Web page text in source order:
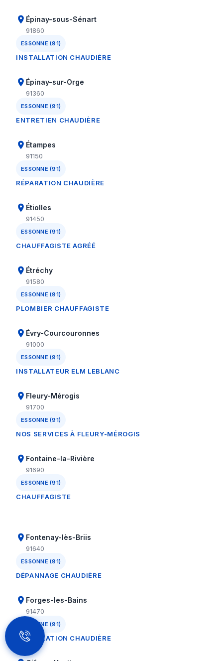
Épinay-sous-Sénart
91860
ESSONNE (91)
INSTALLATION CHAUDIÈRE
Épinay-sur-Orge
91360
ESSONNE (91)
ENTRETIEN CHAUDIÈRE
Étampes
91150
ESSONNE (91)
RÉPARATION CHAUDIÈRE
Étiolles
91450
ESSONNE (91)
CHAUFFAGISTE AGRÉÉ
Étréchy
91580
ESSONNE (91)
PLOMBIER CHAUFFAGISTE
Évry-Courcouronnes
91000
ESSONNE (91)
INSTALLATEUR ELM LEBLANC
Fleury-Mérogis
91700
ESSONNE (91)
NOS SERVICES À FLEURY-MÉROGIS
Fontaine-la-Rivière
91690
ESSONNE (91)
CHAUFFAGISTE
Fontenay-lès-Briis
91640
ESSONNE (91)
DÉPANNAGE CHAUDIÈRE
Forges-les-Bains
91470
ESSONNE (91)
INSTALLATION CHAUDIÈRE